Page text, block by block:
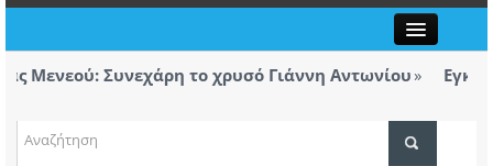
ΤΟΠΙΚΑ ΝΕΑ
Συνεχάρη το χρυσό Γιάννη Αντωνίου
τσιγάρα βρέθηκαν σε ταξί με προορισμό